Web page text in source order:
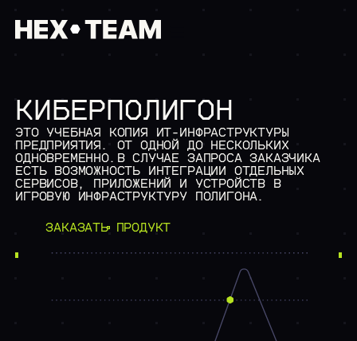
/01 ГЛАВНАЯ
/02 КОМПАНИЯ
>
О НАС
> ОБРАЗОВАТЕЛЬНАЯ МИССИЯ
/03 УСЛУГИ
ИНФОРМАЦИОННАЯ
>АНАЛИЗ ЗАЩИЩЕННОСТИ
> РЕВЕРС-ИНЖИНИРИНГ
ЗАКАЗНАЯ РАЗРАБОТКА
РАЗРАБОТКА
ANDROID РАЗРАБОТКА
РАЗРАБОТКИ В СФЕРЕ
EMBEDDED РАЗРАБОТКА
КИБЕРПОЛИГОН
ЭТО УЧЕБНАЯ КОПИЯ ИТ-ИНФРАСТРУКТУРЫ
ПРЕДПРИЯТИЯ. ОТ ОДНОЙ ДО НЕСКОЛЬКИХ
ОДНОВРЕМЕННО.В СЛУЧАЕ ЗАПРОСА ЗАКАЗЧИКА
ЕСТЬ ВОЗМОЖНОСТЬ ИНТЕГРАЦИИ ОТДЕЛЬНЫХ
СЕРВИСОВ, ПРИЛОЖЕНИЙ И УСТРОЙСТВ В
ИГРОВУЮ ИНФРАСТРУКТУРУ ПОЛИГОНА.
ЗАКАЗАТЬ ПРОДУКТ